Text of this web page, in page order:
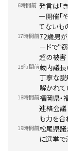
6時間前 発言は「
ー開催「
てないも
17時間前72歳男
ードで“
超の被
18時間前蔵内議長
丁寧な
解かれ
18時間前福岡県・
連絡会議
も力を合
19時間前松尾県
に選挙